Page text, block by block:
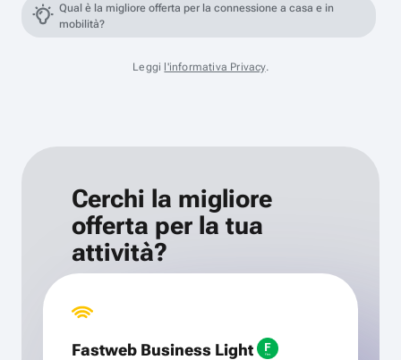
Qual è la migliore offerta per la connessione a casa e in
mobilità?
Leggi l'informativa Privacy.
Cerchi la migliore
offerta per la tua
attività?
Fastweb Business Light